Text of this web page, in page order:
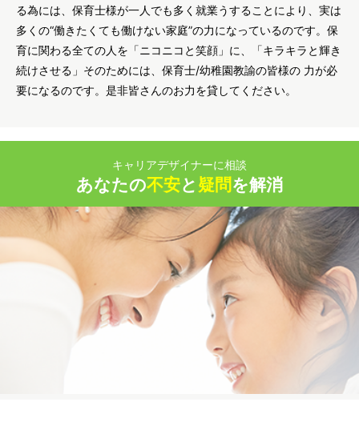
る為には、保育士様が一人でも多く就業うすることにより、実は
多くの“働きたくても働けない家庭”の力になっているのです。保
育に関わる全ての人を「ニコニコと笑顔」に、「キラキラと輝き
続けさせる」そのためには、保育士/幼稚園教諭の皆様の 力が必
要になるのです。是非皆さんのお力を貸してください。
キャリアデザイナーに相談
あなたの不安と 疑問 を解消